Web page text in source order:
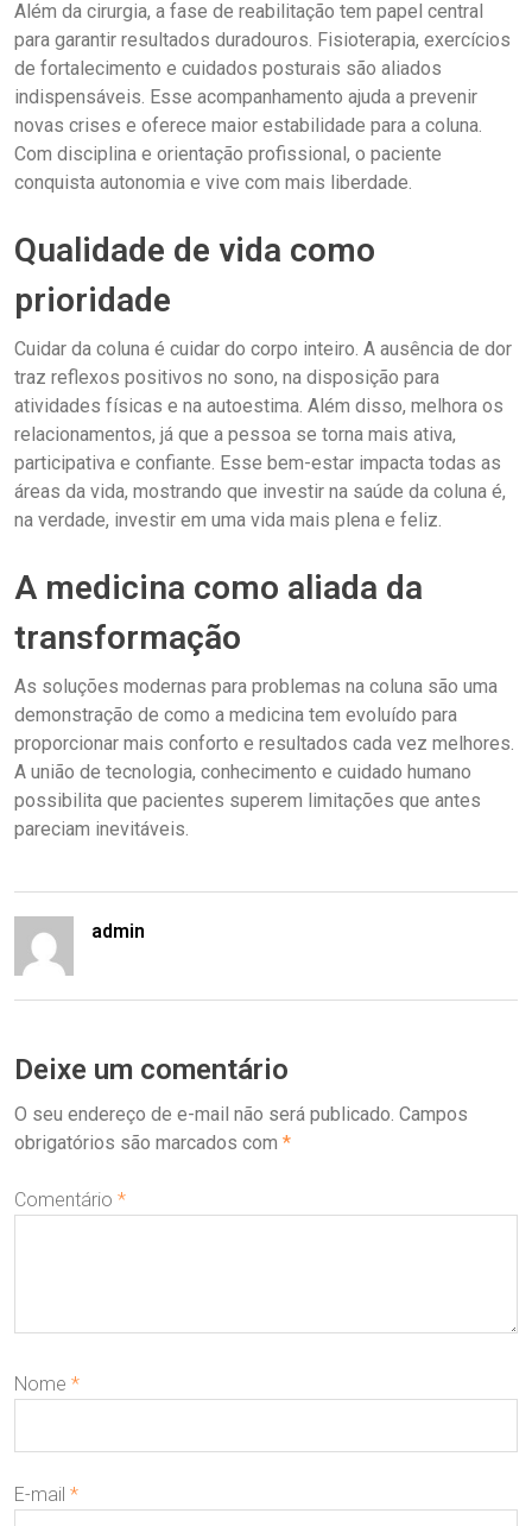
Além da cirurgia, a fase de reabilitação tem papel central
para garantir resultados duradouros. Fisioterapia, exercícios
de fortalecimento e cuidados posturais são aliados
indispensáveis. Esse acompanhamento ajuda a prevenir
novas crises e oferece maior estabilidade para a coluna.
Com disciplina e orientação profissional, o paciente
conquista autonomia e vive com mais liberdade.
Qualidade de vida como
prioridade
Cuidar da coluna é cuidar do corpo inteiro. A ausência de dor
traz reflexos positivos no sono, na disposição para
atividades físicas e na autoestima. Além disso, melhora os
relacionamentos, já que a pessoa se torna mais ativa,
participativa e confiante. Esse bem-estar impacta todas as
áreas da vida, mostrando que investir na saúde da coluna é,
na verdade, investir em uma vida mais plena e feliz.
A medicina como aliada da
transformação
As soluções modernas para problemas na coluna são uma
demonstração de como a medicina tem evoluído para
proporcionar mais conforto e resultados cada vez melhores.
A união de tecnologia, conhecimento e cuidado humano
possibilita que pacientes superem limitações que antes
pareciam inevitáveis.
admin
Deixe um comentário
O seu endereço de e-mail não será publicado. Campos
obrigatórios são marcados com *
Comentário *
Nome *
E-mail *